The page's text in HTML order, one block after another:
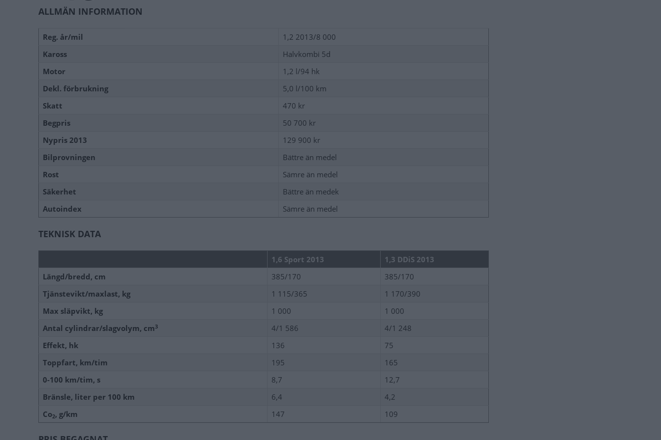
ALLMÄN INFORMATION
Reg. år/mil
1,2 2013/8 000
Kaross
Halvkombi 5d
Motor
1,2 l/94 hk
Dekl. förbrukning
5,0 l/100 km
Skatt
470 kr
Begpris
50 700 kr
Nypris 2013
129 900 kr
Bilprovningen
Bättre än medel
Rost
Sämre än medel
Säkerhet
Bättre än medek
Autoindex
Sämre än medel
TEKNISK DATA
1,6 Sport 2013
1,3 DDiS 2013
Längd/bredd, cm
385/170
385/170
Tjänstevikt/maxlast, kg
1 115/365
1 170/390
Max släpvikt, kg
1 000
1 000
Antal cylindrar/slagvolym, cm3 4/1 586
4/1 248
Effekt, hk
136
75
Toppfart, km/tim
195
165
0-100 km/tim, s
8,7
12,7
Bränsle, liter per 100 km
6,4
4,2
Co2, g/km 147 109